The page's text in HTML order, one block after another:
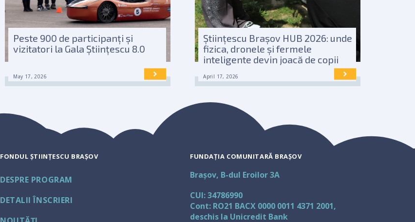
Peste 900 de participanți și
vizitatori la Gala Științescu 8.0
May 17, 2026
Științescu Brașov HUB 2026: unde
fizica, dronele și fermele
inteligente devin joacă de copii
April 17, 2026
FONDUL ȘTIINȚESCU BRAȘOV
DESPRE PROGRAM
DETALII ÎNSCRIERI
FUNDAȚIA COMUNITARĂ BRAȘOV
Brașov, B-dul Eroilor 3A
CUI: 34786990
Cont: RO21 BACX 0000 0011 4371 2001,
deschis la Unicredit Bank